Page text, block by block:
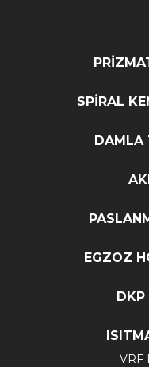
SPİRAL
DAMLA
EGZOZ
DKP
VRF